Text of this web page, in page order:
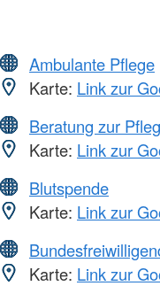
Ambulante Pflege
Karte: Link zur
Beratung zur
Karte: Link zur
Blutspende
Karte: Link zur
Karte: Link zur